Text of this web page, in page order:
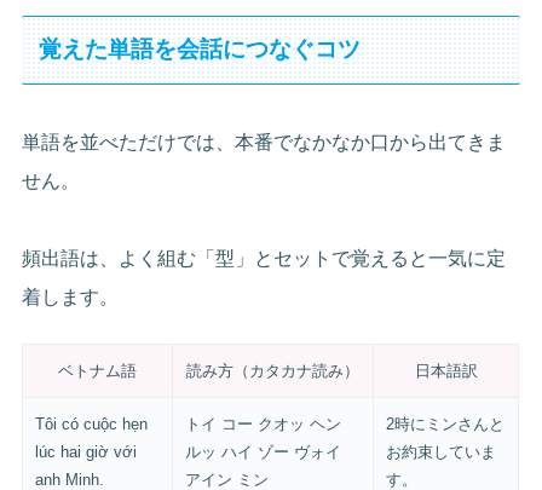
覚えた単語を会話につなぐコツ
単語を並べただけでは、本番でなかなか口から出てきま
せん。
頻出語は、よく組む「型」とセットで覚えると一気に定
着します。
ベトナム語 読み方（カタカナ読み） 日本語訳
Tôi có cuộc hẹn
lúc hai giờ với
anh Minh.
トイ コー クオッ ヘン
ルッ ハイ ゾー ヴォイ
アイン ミン
2時にミンさんと
お約束していま
す。